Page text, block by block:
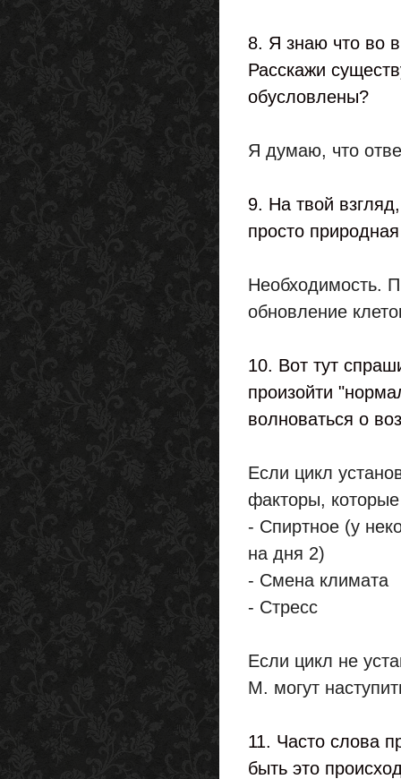
8. Я знаю что во
Расскажи
обусловлены?
Я думаю, что
9. На твой
просто
Необходимость.
обновление
10. Вот тут
произойти
волноваться о
Если цикл
факторы,
- Спиртное (у
на дня 2)
- Смена климата
- Стресс
Если цикл не
М. могут
11. Часто слова
быть это